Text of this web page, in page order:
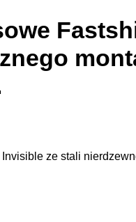
ze stali